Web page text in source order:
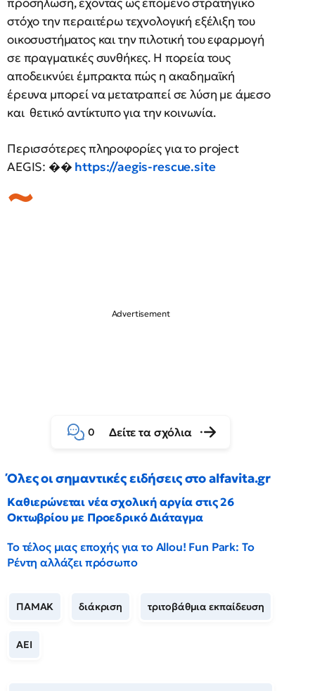
στόχο την περαιτέρω τεχνολογική εξέλιξη του
οικοσυστήματος και την πιλοτική του εφαρμογή
σε πραγματικές συνθήκες. Η πορεία τους
αποδεικνύει έμπρακτα πώς η ακαδημαϊκή
έρευνα μπορεί να μετατραπεί σε λύση με άμεσο
και θετικό αντίκτυπο για την κοινωνία.
Περισσότερες πληροφορίες για το project
AEGIS: �� https://aegis-rescue.site
0 Δείτε τα σχόλια
Όλες οι σημαντικές ειδήσεις στο alfavita.gr
Καθιερώνεται νέα σχολική αργία στις 26
Οκτωβρίου με Προεδρικό Διάταγμα
Το τέλος μιας εποχής για το Allou! Fun Park: Το
Ρέντη αλλάζει πρόσωπο
ΠΑΜΑΚ διάκριση τριτοβάθμια εκπαίδευση
ΑΕΙ